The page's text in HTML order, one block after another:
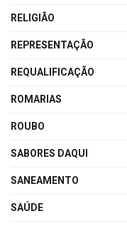
RELIGIÃO
REPRESENTAÇÃO
REQUALIFICAÇÃO
ROMARIAS
ROUBO
SABORES DAQUI
SANEAMENTO
SAÚDE